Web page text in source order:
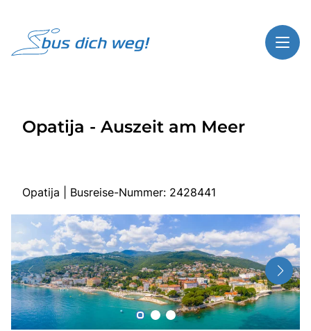
Highlights
Start
Busreisen
Bus mieten
Über Bus dich weg!
Opatija - Auszeit am Meer
Opatija | Busreise-Nummer: 2428441